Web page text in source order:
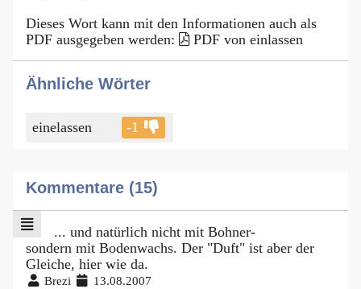
Dieses Wort kann mit den Informationen auch als
PDF ausgegeben werden:
PDF von einlassen
Ähnliche Wörter
einelassen -1
Kommentare (15)
... und natürlich nicht mit Bohner-
sondern mit Bodenwachs. Der "Duft" ist aber der
Gleiche, hier wie da.
Brezi 13.08.2007